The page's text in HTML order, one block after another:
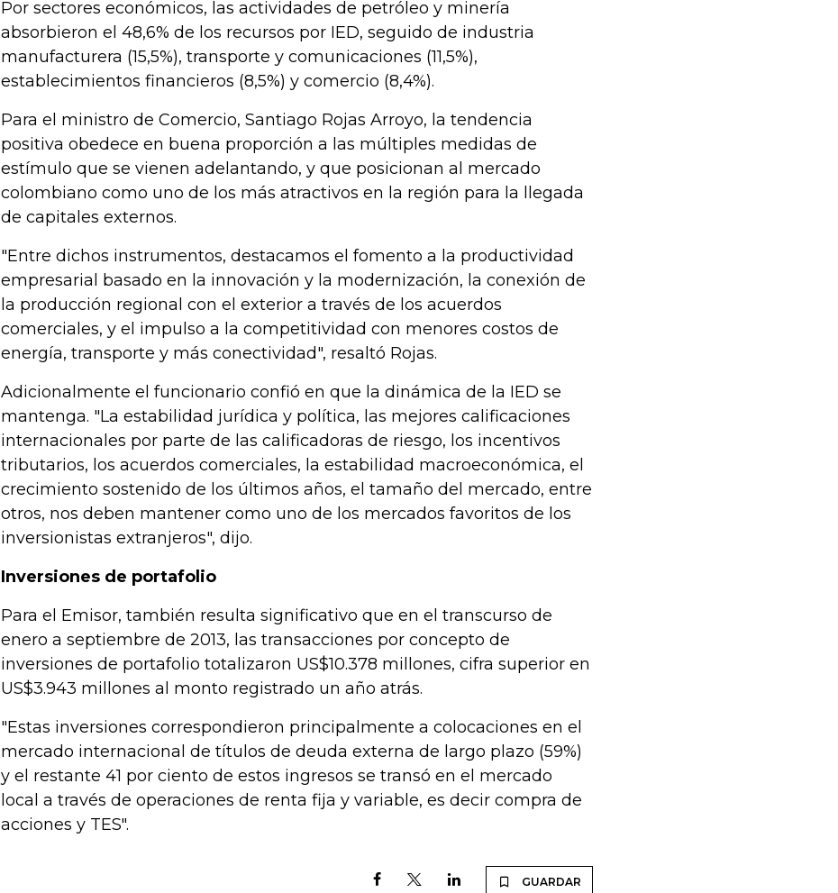
Por sectores económicos, las actividades de petróleo y minería
absorbieron el 48,6% de los recursos por IED, seguido de industria
manufacturera (15,5%), transporte y comunicaciones (11,5%),
establecimientos financieros (8,5%) y comercio (8,4%).
Para el ministro de Comercio, Santiago Rojas Arroyo, la tendencia
positiva obedece en buena proporción a las múltiples medidas de
estímulo que se vienen adelantando, y que posicionan al mercado
colombiano como uno de los más atractivos en la región para la llegada
de capitales externos.
"Entre dichos instrumentos, destacamos el fomento a la productividad
empresarial basado en la innovación y la modernización, la conexión de
la producción regional con el exterior a través de los acuerdos
comerciales, y el impulso a la competitividad con menores costos de
energía, transporte y más conectividad", resaltó Rojas.
Adicionalmente el funcionario confió en que la dinámica de la IED se
mantenga. "La estabilidad jurídica y política, las mejores calificaciones
internacionales por parte de las calificadoras de riesgo, los incentivos
tributarios, los acuerdos comerciales, la estabilidad macroeconómica, el
crecimiento sostenido de los últimos años, el tamaño del mercado, entre
otros, nos deben mantener como uno de los mercados favoritos de los
inversionistas extranjeros", dijo.
Inversiones de portafolio
Para el Emisor, también resulta significativo que en el transcurso de
enero a septiembre de 2013, las transacciones por concepto de
inversiones de portafolio totalizaron US$10.378 millones, cifra superior en
US$3.943 millones al monto registrado un año atrás.
"Estas inversiones correspondieron principalmente a colocaciones en el
mercado internacional de títulos de deuda externa de largo plazo (59%)
y el restante 41 por ciento de estos ingresos se transó en el mercado
local a través de operaciones de renta fija y variable, es decir compra de
acciones y TES".
GUARDAR